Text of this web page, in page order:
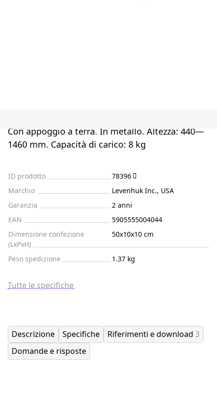
Con appoggio a terra. In metallo. Altezza: 440—
1460 mm. Capacità di carico: 8 kg
ID prodotto
78396
Marchio
Levenhuk Inc., USA
Garanzia
2 anni
EAN
5905555004044
Dimensione confezione
(LxPxH)
50x10x10 cm
Peso spedizione 1.37 kg
Tutte le specifiche
Descrizione Specifiche Riferimenti e download 3
Domande e risposte